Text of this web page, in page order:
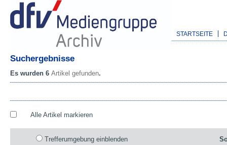
STARTSEITE
Suchergebnisse
Es wurden 6 Artikel gefunden.
Alle Artikel markieren
Trefferumgebung einblenden